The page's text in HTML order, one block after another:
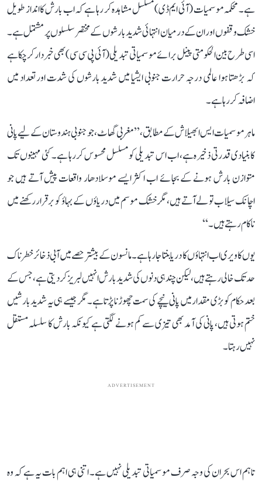
ہے۔ محکمہ موسمیات (آئی ایم ڈی) مسلسل مشاہدہ کر رہا ہے کہ اب بارش کا انداز طویل
خشک وقفوں اور ان کے درمیان انتہائی شدید بارشوں کے مختصر سلسلوں پر مشتمل ہے۔
اسی طرح بین الحکومتی پینل برائے موسمیاتی تبدیلی (آئی پی سی سی) بھی خبردار کر چکا ہے
کہ بڑھتا ہوا عالمی درجہ حرارت جنوبی ایشیا میں شدید بارشوں کی شدت اور تعداد میں
اضافہ کر رہا ہے۔
ماہر موسمیات ایس ابھیلاش کے مطابق، ’’مغربی گھاٹ، جو جنوبی ہندوستان کے لیے پانی
کا بنیادی قدرتی ذخیرہ ہے، اب اس تبدیلی کو مسلسل محسوس کر رہا ہے۔ کئی مہینوں تک
متوازن بارش ہونے کے بجائے اب اکثر ایسے موسلادھار واقعات پیش آتے ہیں جو
اچانک سیلاب تو لے آتے ہیں، مگر خشک موسم میں دریاؤں کے بہاؤ کو برقرار رکھنے میں
ناکام رہتے ہیں۔‘‘
یوں کاویری اب انتہاؤں کا دریا بنتا جا رہا ہے۔ مانسون کے بیشتر حصے میں آبی ذخائر خطرناک
حد تک خالی رہتے ہیں، لیکن چند ہی دنوں کی شدید بارش انہیں لبریز کر دیتی ہے، جس کے
بعد حکام کو بڑی مقدار میں پانی نیچے کی سمت چھوڑنا پڑتا ہے۔ مگر جیسے ہی یہ شدید بارشیں
ختم ہوتی ہیں، پانی کی آمد بھی تیزی سے کم ہونے لگتی ہے کیونکہ بارش کا سلسلہ مستقل
نہیں رہتا۔
ADVERTISEMENT
تاہم اس بحران کی وجہ صرف موسمیاتی تبدیلی نہیں ہے۔ اتنی ہی اہم بات یہ ہے کہ وہ